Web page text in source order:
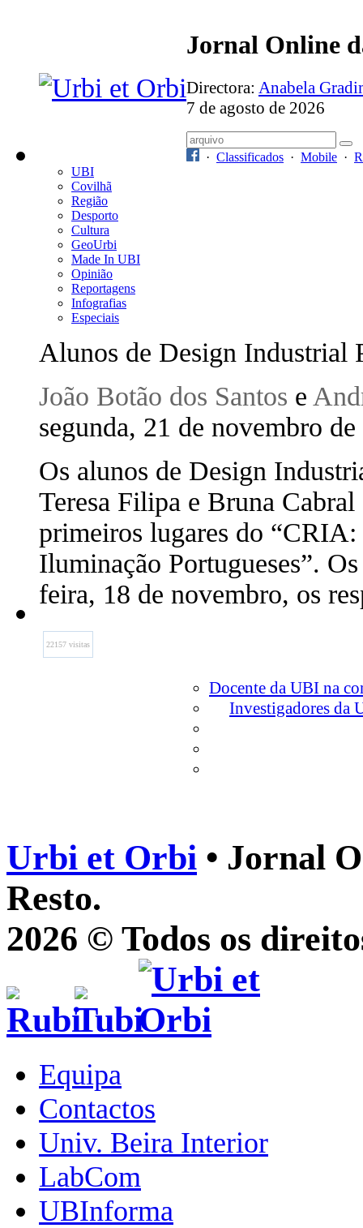
Jornal Online
Directora: Anabela
7 de agosto de 2026
· Classificados · Mobile ·
UBI
Covilhã
Região
Desporto
Cultura
GeoUrbi
Made In UBI
Opinião
Reportagens
Infografias
Especiais
Alunos de Design Industrial
João Botão dos Santos e
segunda, 21 de novembro
Os alunos de Design
Teresa Filipa e Bruna
primeiros lugares do “CRIA:
Iluminação Portugueses”.
feira, 18 de novembro, os
22157 visitas
Docente da UBI na
Investigadores da
Urbi et Orbi • Jornal
Resto.
2026 © Todos os
Equipa
Contactos
Univ. Beira Interior
LabCom
UBInforma